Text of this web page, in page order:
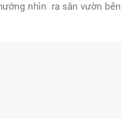
nhìn ra sân vườn bên